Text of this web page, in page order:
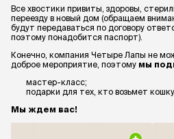
Все хвостики привиты, здоровы,
переезду в новый дом (обращаем
будут передаваться по договору
поэтому понадобится паспорт).
Конечно, компания Четыре Лапы не
доброе мероприятие, поэтому мы
мастер-класс;
подарки для тех, кто возьмет
Мы ждем вас!